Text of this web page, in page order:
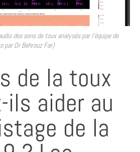
des sons de toux analysés par l’équipe de
par Dr Behrouz Far)
de la toux
ils aider au
de la